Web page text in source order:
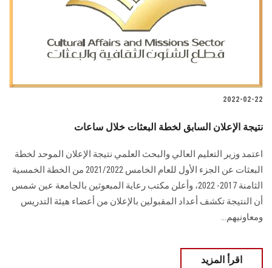
هيئة التدريس
الزائـرون
سجل الان
2022-02-22
نتيجة الإعلان السابق لخطة البعثات خلال ساعات
اعتمد وزير التعليم العالي والبحث العلمي نتيجة الإعلان الموحد لخطة
البعثات عن الجزء الأول للعام الخامس 2021/2022 من الخطة الخمسية
الثامنة 2017- 2022، وأعلن مكتب رعاية المبعوثين بالجامعة عين شمس
أن النتيجة تكشف أعداد المقبولين بالإعلان من أعضاء هيئة التدريس
ومعاونيهم...
اقرأ المزيد